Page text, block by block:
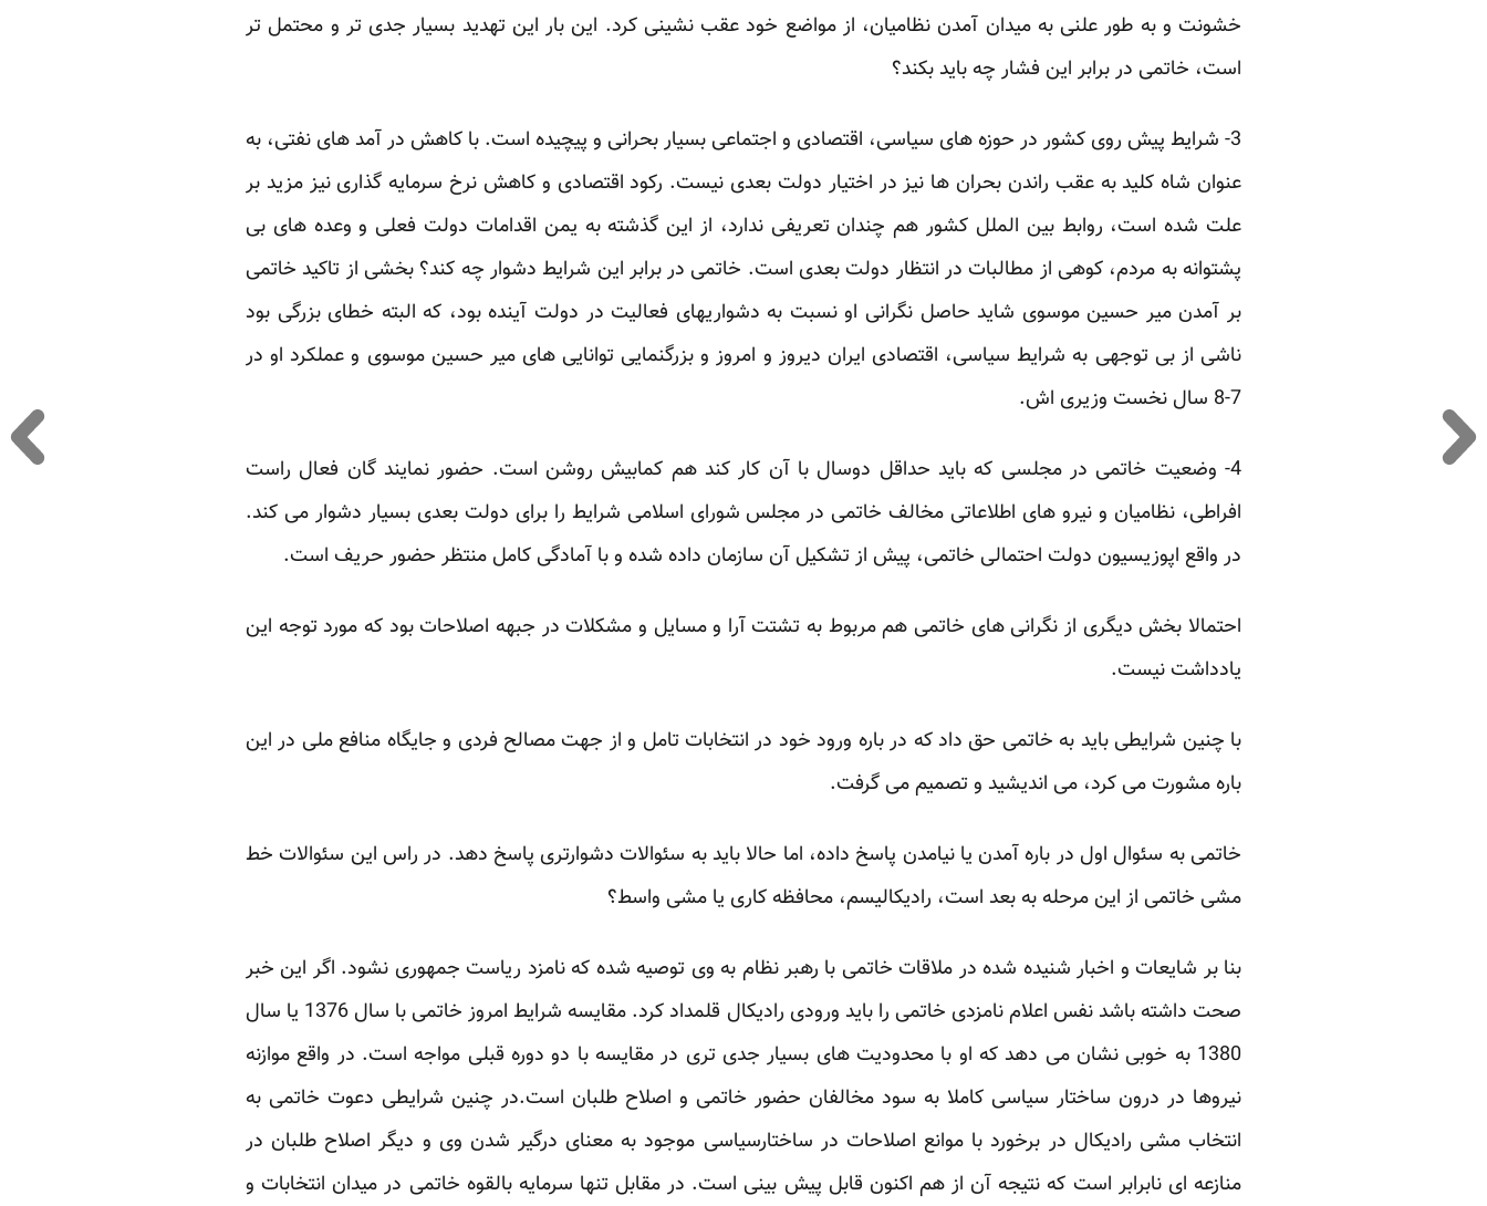
خشونت و به طور علنی به میدان آمدن نظامیان، از مواضع خود عقب نشینی ‏کرد. این بار این تهدید بسیار جدی تر و محتمل تر
است، خاتمی در برابر این فشار چه باید بکند؟‏
‏3- شرایط پیش روی کشور در حوزه های سیاسی، اقتصادی و اجتماعی بسیار بحرانی و پیچیده است. با کاهش در ‏آمد های نفتی، به
عنوان شاه کلید به عقب راندن بحران ها نیز در اختیار دولت بعدی نیست. رکود اقتصادی و ‏کاهش نرخ سرمایه گذاری نیز مزید بر
علت شده است، روابط بین الملل کشور هم چندان تعریفی ندارد، از این ‏گذشته به یمن اقدامات دولت فعلی و وعده های بی
پشتوانه به مردم، کوهی از مطالبات در انتظار دولت بعدی ‏است. خاتمی در برابر این شرایط دشوار چه کند؟ بخشی از تاکید خاتمی
بر آمدن میر حسین موسوی شاید حاصل ‏نگرانی او نسبت به دشواریهای فعالیت در دولت آینده بود، که البته خطای بزرگی بود
ناشی از بی توجهی به ‏شرایط سیاسی، اقتصادی ایران دیروز و امروز و بزرگنمایی توانایی های میر حسین موسوی و عملکرد او در
7-‏‏8 سال نخست وزیری اش.‏
‏4- وضعیت خاتمی در مجلسی که باید حداقل دوسال با آن کار کند هم کمابیش روشن است. حضور نمایند گان فعال ‏راست
افراطی، نظامیان و نیرو های اطلاعاتی مخالف خاتمی در مجلس شورای اسلامی شرایط را برای دولت ‏بعدی بسیار دشوار می کند.
در واقع اپوزیسیون دولت احتمالی خاتمی، پیش از تشکیل آن سازمان داده شده و با ‏آمادگی کامل منتظر حضور حریف است. ‏
احتمالا بخش دیگری از نگرانی های خاتمی هم مربوط به تشتت آرا و مسایل و مشکلات در جبهه اصلاحات بود ‏که مورد توجه این
یادداشت نیست.‏
با چنین شرایطی باید به خاتمی حق داد که در باره ورود خود در انتخابات تامل و از جهت مصالح فردی و جایگاه ‏منافع ملی در این
باره مشورت می کرد، می اندیشید و تصمیم می گرفت.‏
خاتمی به سئوال اول در باره آمدن یا نیامدن پاسخ داده، اما حالا باید به سئوالات دشوارتری پاسخ دهد.‏‎ ‎در راس این ‏سئوالات خط
مشی خاتمی از این مرحله به بعد است، رادیکالیسم، محافظه کاری یا مشی واسط؟‏
بنا بر شایعات و اخبار شنیده شده در ملاقات خاتمی با رهبر نظام به وی توصیه شده که نامزد ریاست جمهوری ‏نشود. اگر این خبر
صحت داشته باشد نفس اعلام نامزدی خاتمی را باید ورودی رادیکال قلمداد کرد. مقایسه شرایط ‏امروز خاتمی با سال 1376 یا سال
1380 به خوبی نشان می دهد که او با محدودیت های بسیار جدی تری در ‏مقایسه با دو دوره قبلی مواجه است. در واقع موازنه
نیروها در درون ساختار سیاسی کاملا به سود مخالفان ‏حضور خاتمی و اصلاح طلبان است.در چنین شرایطی دعوت خاتمی به
انتخاب مشی رادیکال در برخورد با ‏موانع اصلاحات در ساختارسیاسی موجود به معنای درگیر شدن وی و دیگر اصلاح طلبان در
منازعه ای نابرابر ‏است که نتیجه آن از هم اکنون قابل پیش بینی است. در مقابل تنها سرمایه بالقوه خاتمی در میدان انتخابات و